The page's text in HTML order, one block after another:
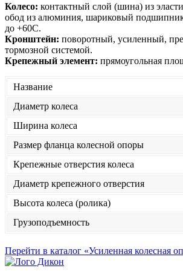
Колесо: контактный слой (шина) из
обод из алюминия, шариковый подшипник
до +60С.
Кронштейн: поворотный, усиленный,
тормозной системой.
Крепежный элемент: прямоугольная
Название
Диаметр колеса
Ширина колеса
Размер фланца колесной опоры
Крепежные отверстия колеса
Диаметр крепежного отверстия
Высота колеса (ролика)
Грузоподъемность
Перейти в каталог «Усиленная колесная